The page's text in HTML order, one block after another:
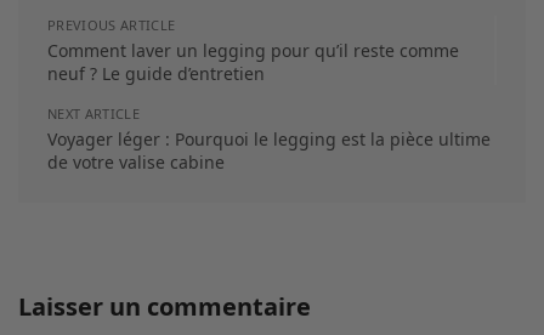
PREVIOUS ARTICLE
Comment laver un legging pour qu’il reste comme
neuf ? Le guide d’entretien
NEXT ARTICLE
Voyager léger : Pourquoi le legging est la pièce ultime
de votre valise cabine
Laisser un commentaire